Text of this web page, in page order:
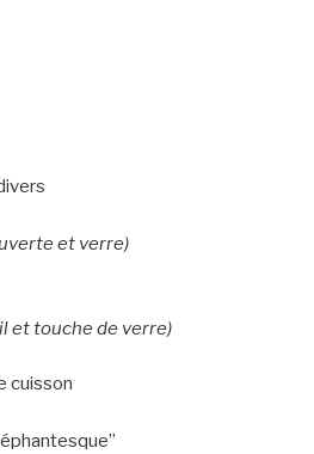
et verre)
et touche de verre)
cuisson